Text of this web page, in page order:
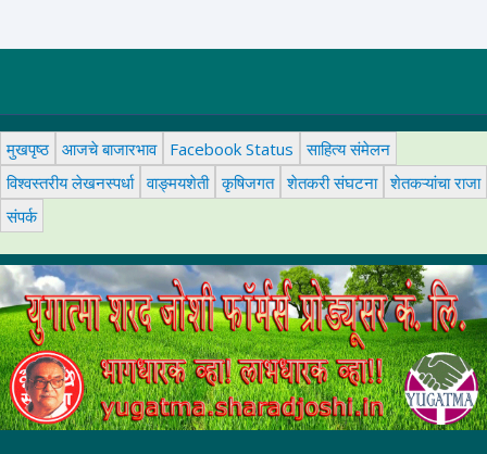
मुखपृष्ठ आजचे बाजारभाव Facebook Status
साहित्य संमेलन
विश्वस्तरीय लेखनस्पर्धा वाङ्मयशेती कृषिजगत शेतकरी संघटना शेतकऱ्यांचा राजा
संपर्क